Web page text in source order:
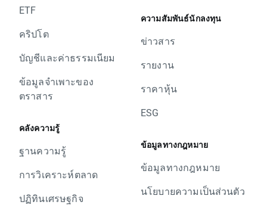
ETF
คริปโต
บัญชีและค่าธรรมเนียม
ข้อมูลจำเพาะของ
ตราสาร
คลังความรู้
ฐานความรู้
การวิเคราะห์ตลาด
ปฏิทินเศรษฐกิจ
ความสัมพันธ์นักลงทุน
ข่าวสาร
รายงาน
ราคาหุ้น
ESG
ข้อมูลทางกฎหมาย
ข้อมูลทางกฎหมาย
นโยบายความเป็นส่วนตัว